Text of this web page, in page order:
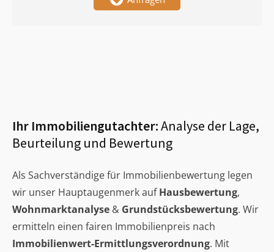
Ihr Immobiliengutachter:Analyse der Lage,
Beurteilung und Bewertung
Als Sachverständige für Immobilienbewertung legen
wir unser Hauptaugenmerk aufHausbewertung,
Wohnmarktanalyse & Grundstücksbewertung. Wir
ermitteln einen fairen Immobilienpreis nach
Immobilienwert-Ermittlungsverordnung. Mit